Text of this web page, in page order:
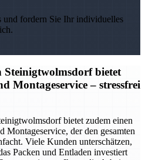
und fordern Sie Ihr individuelles
Steinigtwolmsdorf bietet
Montageservice – stressfrei
bietet zudem einen
Montageservice, der den gesamten
Viele Kunden unterschätzen,
Packen und Entladen investiert